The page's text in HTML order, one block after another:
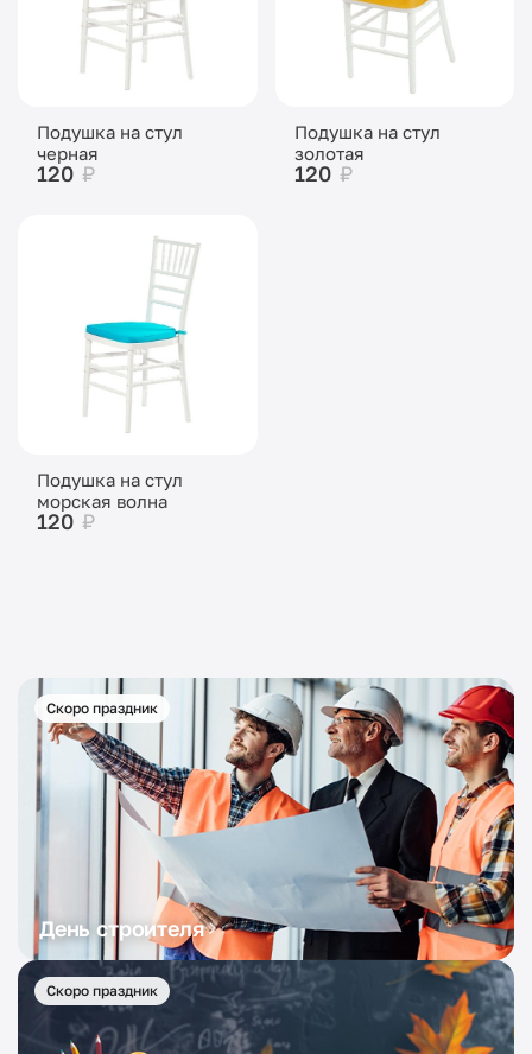
Подушка на стул
черная
120 ₽
Подушка на стул
золотая
120 ₽
Подушка на стул
морская волна
120 ₽
Скоро праздник
День строителя
Скоро праздник